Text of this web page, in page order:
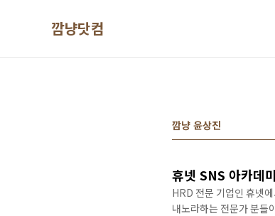
깜냥닷컴
깜냥 윤상진
HRD 전문 기업인 휴넷
내노라하는 전문가 분들